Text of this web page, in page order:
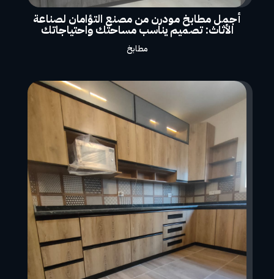
أجمل مطابخ مودرن من مصنع التؤامان لصناعة
الأثاث: تصميم يناسب مساحتك واحتياجاتك
مطابخ